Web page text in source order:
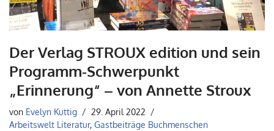
Der Verlag STROUX edition und sein
Programm-Schwerpunkt
„Erinnerung“ – von Annette Stroux
von Evelyn Kuttig
29. April 2022
Arbeitswelt Literatur, Gastbeiträge Buchmenschen